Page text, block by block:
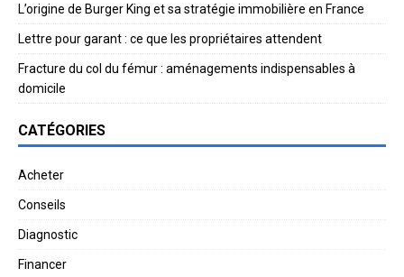
L’origine de Burger King et sa stratégie immobilière en France
Lettre pour garant : ce que les propriétaires attendent
Fracture du col du fémur : aménagements indispensables à
domicile
CATÉGORIES
Acheter
Conseils
Diagnostic
Financer